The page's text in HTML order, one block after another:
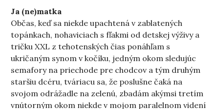
Ja (ne)matka
Občas, keď sa niekde upachtená v zablatených
topánkach, nohaviciach s fľakmi od detskej výživy a
tričku XXL z tehotenských čias ponáhľam s
ukričaným synom v kočíku, jedným okom sledujúc
semafory na priechode pre chodcov a tým druhým
staršiu dcéru, tváriacu sa, že poslušne čaká na
svojom odrážadle na zelenú, zbadám akýmsi tretím
vnútorným okom niekde v mojom paralelnom videní